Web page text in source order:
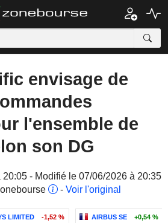
envisage de
l'ensemble de
son DG
- Modifié le 07/06/2026 à 20:35
- Voir l'original
LIMITED -1,52 % AIRBUS SE +0,54 %